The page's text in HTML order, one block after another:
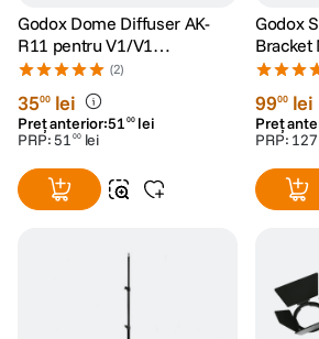
Godox Dome Diffuser AK-
R11 pentru V1/V1
Pro/AD100
Pro/AD200/AD200 Pro
(2)
3500 lei
Preț anterior:51 00 lei
PRP:51 00 lei
Godox
Bracket
9900 lei
Preț
PRP: 127